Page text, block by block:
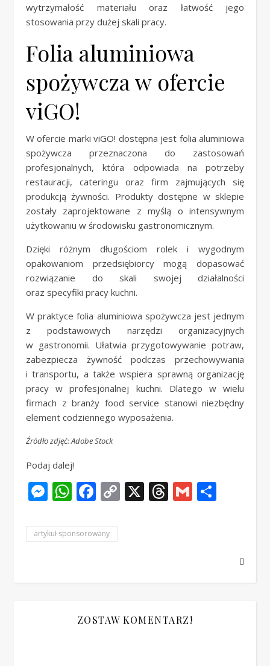
wytrzymałość materiału oraz łatwość jego
stosowania przy dużej skali pracy.
Folia aluminiowa
spożywcza w ofercie
viGO!
W ofercie marki viGO! dostępna jest folia aluminiowa
spożywcza przeznaczona do zastosowań
profesjonalnych, która odpowiada na potrzeby
restauracji, cateringu oraz firm zajmujących się
produkcją żywności. Produkty dostępne w sklepie
zostały zaprojektowane z myślą o intensywnym
użytkowaniu w środowisku gastronomicznym.
Dzięki różnym długościom rolek i wygodnym
opakowaniom przedsiębiorcy mogą dopasować
rozwiązanie do skali swojej działalności
oraz specyfiki pracy kuchni.
W praktyce folia aluminiowa spożywcza jest jednym
z podstawowych narzędzi organizacyjnych
w gastronomii. Ułatwia przygotowywanie potraw,
zabezpiecza żywność podczas przechowywania
i transportu, a także wspiera sprawną organizację
pracy w profesjonalnej kuchni. Dlatego w wielu
firmach z branży food service stanowi niezbędny
element codziennego wyposażenia.
Źródło zdjęć: Adobe Stock
Podaj dalej!
Messenger
WhatsApp
Facebook
Copy
X Threads
Gmail
artykuł sponsorowany
ZOSTAW KOMENTARZ!